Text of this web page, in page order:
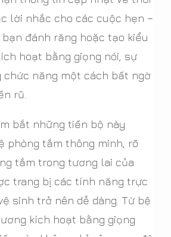
lời nhắc cho các cuộc hẹn –
đánh răng hoặc tạo kiểu
hoạt bằng giọng nói, sự
chức năng một cách bất ngờ
rũ.
bắt những tiến bộ này
phòng tắm thông minh, rõ
tắm trong tương lai của
trang bị các tính năng trực
sinh trở nên dễ dàng. Từ bệ
kích hoạt bằng giọng